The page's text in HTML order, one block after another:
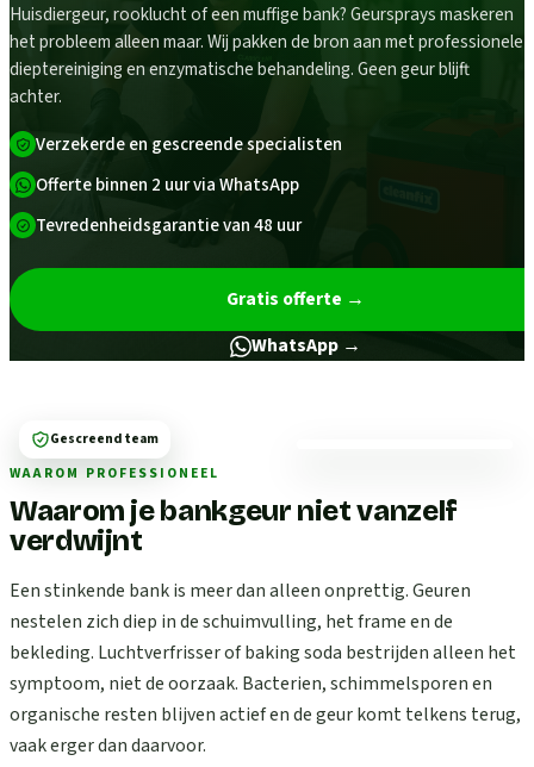
Huisdiergeur, rooklucht of een muffige bank? Geursprays maskeren
het probleem alleen maar. Wij pakken de bron aan met professionele
dieptereiniging en enzymatische behandeling. Geen geur blijft
achter.
Verzekerde en gescreende specialisten
Offerte binnen 2 uur via WhatsApp
Tevredenheidsgarantie van 48 uur
Gratis offerte →
WhatsApp →
WAAROM PROFESSIONEEL
Waarom je bankgeur niet vanzelf
verdwijnt
Een stinkende bank is meer dan alleen onprettig. Geuren
nestelen zich diep in de schuimvulling, het frame en de
bekleding. Luchtverfrisser of baking soda bestrijden alleen het
symptoom, niet de oorzaak. Bacterien, schimmelsporen en
organische resten blijven actief en de geur komt telkens terug,
vaak erger dan daarvoor.
Gescreend team